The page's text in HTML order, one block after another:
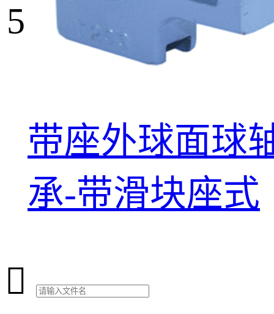
5
带座外球面球
承-带滑块座式
